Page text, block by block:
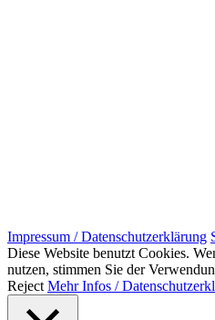
Impressum / Datenschutzerklärung
Diese Website benutzt Cookies.
nutzen, stimmen Sie der
Reject Mehr Infos /